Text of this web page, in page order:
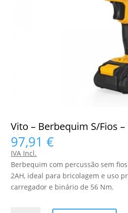
Vito – Berbequim S/Fios –
97,91€
IVA Incl.
Berbequim com percussão sem
2AH, ideal para bricolagem e uso
carregador e binário de 56 Nm.